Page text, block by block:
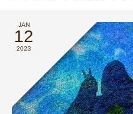
JAN
12
2023